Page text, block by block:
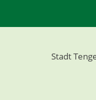
Stadt